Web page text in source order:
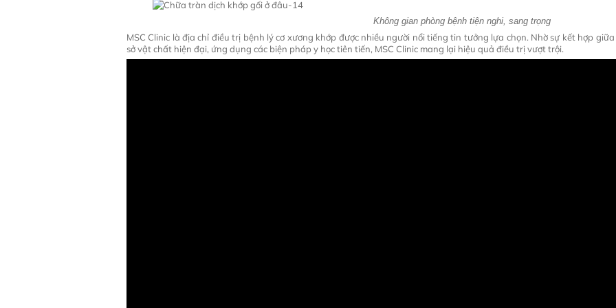
Không gian phòng bệnh tiện nghi, sang trọng
MSC Clinic là địa chỉ điều trị bệnh lý cơ xương khớp được nhiều người nổi tiếng tin tưởng lựa chọn. Nhờ sự kết hợp
sở vật chất hiện đại, ứng dụng các biện pháp y học tiên tiến, MSC Clinic mang lại hiệu quả điều trị vượt trội.